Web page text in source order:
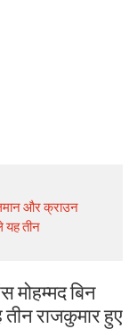
और क्राउन
यह तीन
मोहम्मद बिन
राजकुमार हुए